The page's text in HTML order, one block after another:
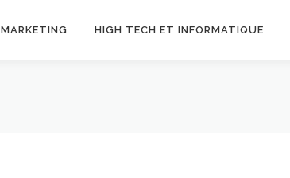
MARKETING HIGH TECH ET INFORMATIQUE